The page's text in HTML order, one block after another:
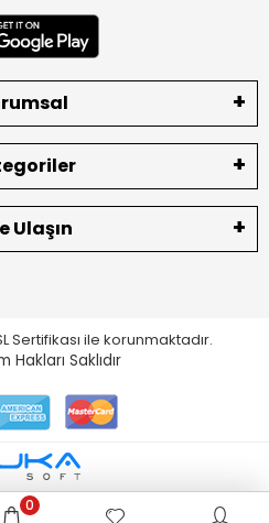
Ulaşın
Sertifikası ile korunmaktadır.
Hakları Saklıdır
0